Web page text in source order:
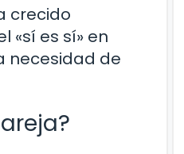
crecido
«sí es sí» en
necesidad de